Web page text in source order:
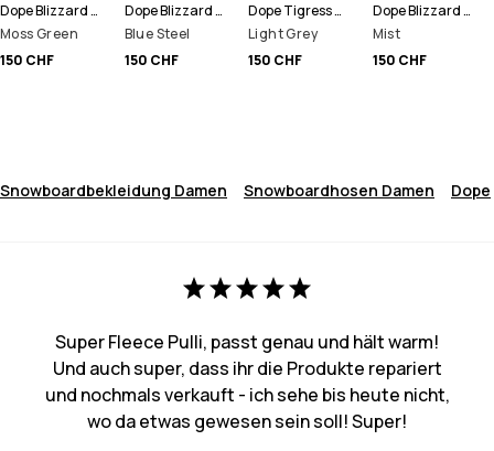
Dope Blizzard W 2024 Snowboardhose Damen
Moss Green
150 CHF
Dope Blizzard W Snowboardhose Damen
Blue Steel
150 CHF
Dope Tigress W Snowboardhose Damen
Light Grey
150 CHF
Dope Blizzard W Snowboardhose Damen
Mist
150 CHF
Snowboardbekleidung Damen Snowboardhosen Damen Dope
Super Fleece Pulli, passt genau und hält warm!
Und auch super, dass ihr die Produkte repariert
und nochmals verkauft - ich sehe bis heute nicht,
wo da etwas gewesen sein soll! Super!